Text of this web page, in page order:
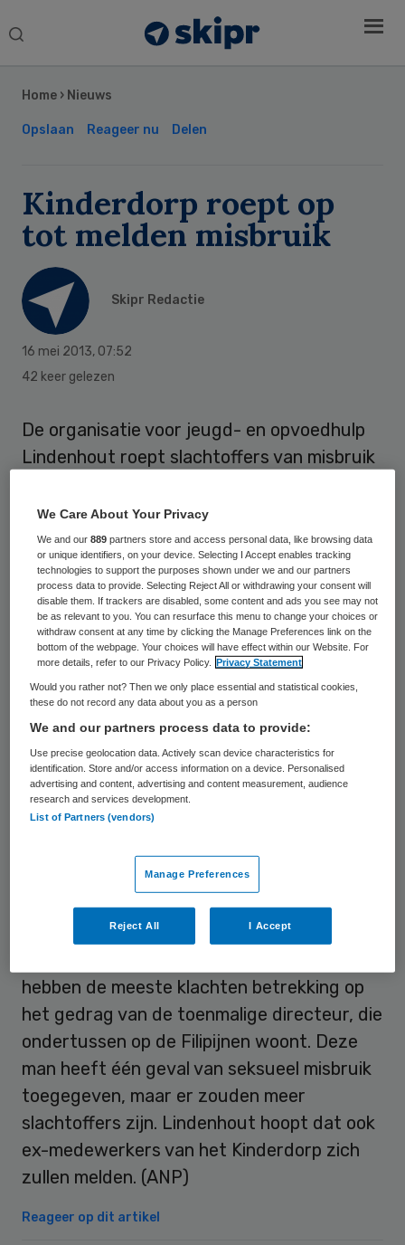
Search
Home › Nieuws
Opslaan Reageer nu Delen
Kinderdorp roept op
tot melden misbruik
Skipr Redactie
16 mei 2013, 07:52
42 keer gelezen
De organisatie voor jeugd- en opvoedhulp
Lindenhout roept slachtoffers van misbruik
zich te melden. Lindenhout heeft daarvoor
donderdag in advertenties in diverse media
een speciaal telefoonnummer
bekendgemaakt.
Lindenhout is de opvolger van het
Kinderdorp, dat niet meer in gebruik is als
instelling voor kinderbescherming. Sinds
enige tijd duiken verhalen van ex-pupillen
op, die zeggen dat zij tussen 1975 en 1985
seksueel zijn misbruikt in de instelling.
Lindenhout heeft het Verwey-Jonker
Instituut gevraagd
, dat in de zomer klaar moet zijn.
KLOKK
hebben de meeste klachten betrekking op
het gedrag van de toenmalige directeur, die
ondertussen op de Filipijnen woont. Deze
man heeft één geval van seksueel misbruik
toegegeven, maar er zouden meer
slachtoffers zijn. Lindenhout hoopt dat ook
ex-medewerkers van het Kinderdorp zich
zullen melden. (ANP)
Reageer op dit artikel
Sidebar
We Care About Your Privacy
We and our889 partners store and access personal data, like browsing data
or unique identifiers, on your device. Selecting I Accept enables tracking
technologies to support the purposes shown under we and our partners
process data to provide. Selecting Reject All or withdrawing your consent will
disable them. If trackers are disabled, some content and ads you see may not
be as relevant to you. You can resurface this menu to change your choices or
withdraw consent at any time by clicking the Manage Preferences link on the
bottom of the webpage. Your choices will have effect within our Website. For
more details, refer to our Privacy Policy.
Privacy Statement
Would you rather not? Then we only place essential and statistical cookies,
these do not record any data about you as a person
We and our partners process data to provide:
Use precise geolocation data. Actively scan device characteristics for
identification. Store and/or access information on a device. Personalised
advertising and content, advertising and content measurement, audience
research and services development.
List of Partners (vendors)
Manage Preferences
Reject All I Accept